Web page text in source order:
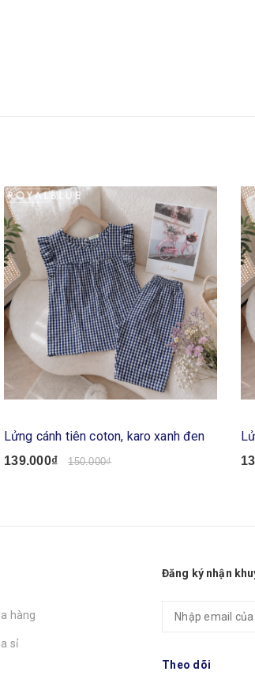
Lửng cánh tiên coton, karo xanh đen
139.000₫ 150.000₫
hàng
sỉ
Đăng ký nhận
Theo dõi